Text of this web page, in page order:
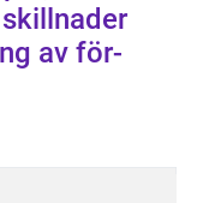
av för-